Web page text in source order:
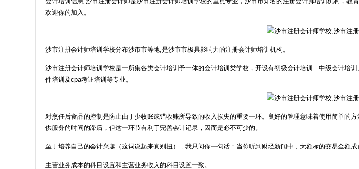
欢迎你的加入。
沙市注册会计师培训学校分布沙市市等地,是沙市市极具影响力的注册会计师培训机构。
沙市注册会计师培训学校是一所集各类会计培训予一体的会计培训类学校，开设有初级会计培训、中级会计培
件培训及cpa考证培训等专业。
对烹任后食品的控制是防止由于少收账或错收账所导致的收入损失的重要一环。良好的管理意味着使用简单的
供服务的时间的滞后，但这一环节有利于完善会计记录，因而是必不可少的。
至于培养自己的会计兴趣（这词说起来真别扭），我只问你一句话：当你听到财经新闻中，大额标的交易金额
主营业务成本的科目设置和主营业务收入的科目设置一致。